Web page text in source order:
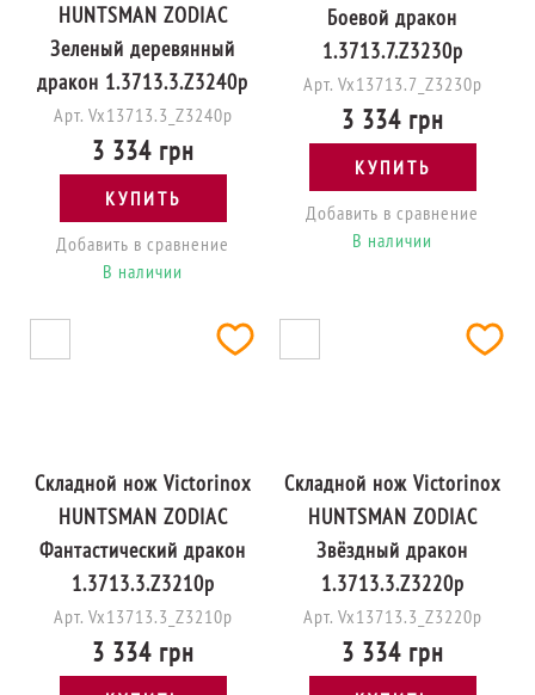
HUNTSMAN ZODIAC
Зеленый деревянный
дракон 1.3713.3.Z3240p
Арт. Vx13713.3_Z3240p
3 334 грн
КУПИТЬ
Добавить в сравнение
В наличии
Боевой дракон
1.3713.7.Z3230p
Арт. Vx13713.7_Z3230p
3 334 грн
КУПИТЬ
Добавить в сравнение
В наличии
Складной нож Victorinox
HUNTSMAN ZODIAC
Фантастический дракон
1.3713.3.Z3210p
Арт. Vx13713.3_Z3210p
3 334 грн
Складной нож Victorinox
HUNTSMAN ZODIAC
Звёздный дракон
1.3713.3.Z3220p
Арт. Vx13713.3_Z3220p
3 334 грн